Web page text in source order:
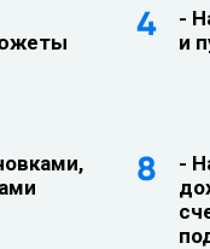
-
и
-